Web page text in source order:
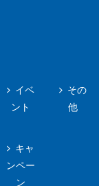
イベ
ント
キャ
ンペー
ン
その
他